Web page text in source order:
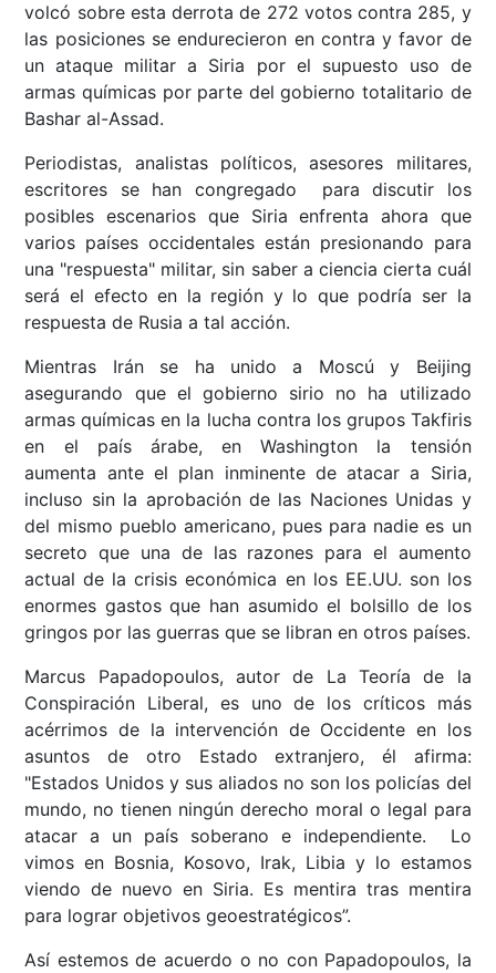
volcó sobre esta derrota de 272 votos contra 285, y
las posiciones se endurecieron en contra y favor de
un ataque militar a Siria por el supuesto uso de
armas químicas por parte del gobierno totalitario de
Bashar al-Assad.
Periodistas, analistas políticos, asesores militares,
escritores se han congregado para discutir los
posibles escenarios que Siria enfrenta ahora que
varios países occidentales están presionando para
una "respuesta" militar, sin saber a ciencia cierta cuál
será el efecto en la región y lo que podría ser la
respuesta de Rusia a tal acción.
Mientras Irán se ha unido a Moscú y Beijing
asegurando que el gobierno sirio no ha utilizado
armas químicas en la lucha contra los grupos Takfiris
en el país árabe, en Washington la tensión
aumenta ante el plan inminente de atacar a Siria,
incluso sin la aprobación de las Naciones Unidas y
del mismo pueblo americano, pues para nadie es un
secreto que una de las razones para el aumento
actual de la crisis económica en los EE.UU. son los
enormes gastos que han asumido el bolsillo de los
gringos por las guerras que se libran en otros países.
Marcus Papadopoulos, autor de La Teoría de la
Conspiración Liberal, es uno de los críticos más
acérrimos de la intervención de Occidente en los
asuntos de otro Estado extranjero, él afirma:
"Estados Unidos y sus aliados no son los policías del
mundo, no tienen ningún derecho moral o legal para
atacar a un país soberano e independiente. Lo
vimos en Bosnia, Kosovo, Irak, Libia y lo estamos
viendo de nuevo en Siria. Es mentira tras mentira
para lograr objetivos geoestratégicos”.
Así estemos de acuerdo o no con Papadopoulos, la